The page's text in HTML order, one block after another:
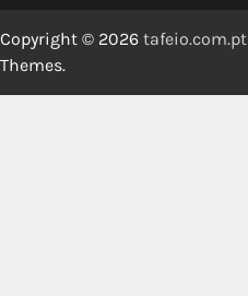
Copyright © 2026 tafeio.com.pt
Themes.